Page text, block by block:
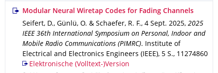
Modular Neural Wiretap Codes for Fading Channels
Seifert, D., Günlü, O. & Schaefer, R. F., 4 Sept. 2025, 2025
IEEE 36th International Symposium on Personal, Indoor and
Mobile Radio Communications (PIMRC).
Institute of
Electrical and Electronics Engineers (IEEE), 5 S., 11274860
Elektronische (Volltext-)Version